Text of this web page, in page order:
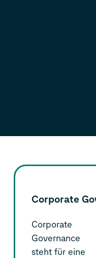
Corporate
Corporate
Governance
steht für eine